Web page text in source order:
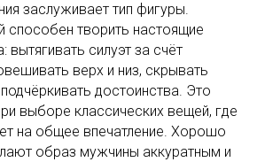
заслуживает тип фигуры.
способен творить настоящие
вытягивать силуэт за счёт
верх и низ, скрывать
достоинства. Это
выборе классических вещей, где
на общее впечатление. Хорошо
образ мужчины аккуратным и